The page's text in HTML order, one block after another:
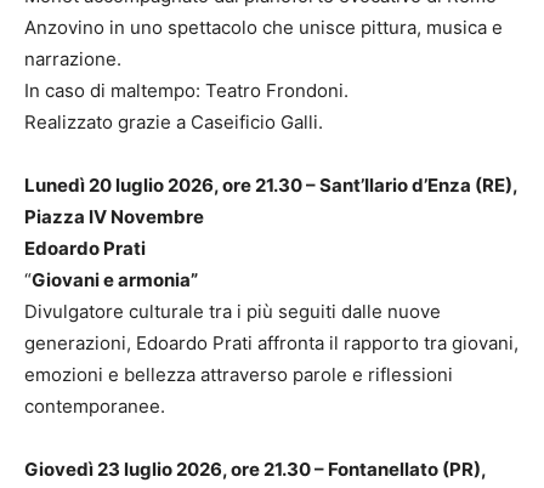
Anzovino in uno spettacolo che unisce pittura, musica e
narrazione.
In caso di maltempo: Teatro Frondoni.
Realizzato grazie a Caseificio Galli.
Lunedì 20 luglio 2026, ore 21.30 – Sant’Ilario d’Enza (RE),
Piazza IV Novembre
Edoardo Prati
“Giovani e armonia”
Divulgatore culturale tra i più seguiti dalle nuove
generazioni, Edoardo Prati affronta il rapporto tra giovani,
emozioni e bellezza attraverso parole e riflessioni
contemporanee.
Giovedì 23 luglio 2026, ore 21.30 – Fontanellato (PR),